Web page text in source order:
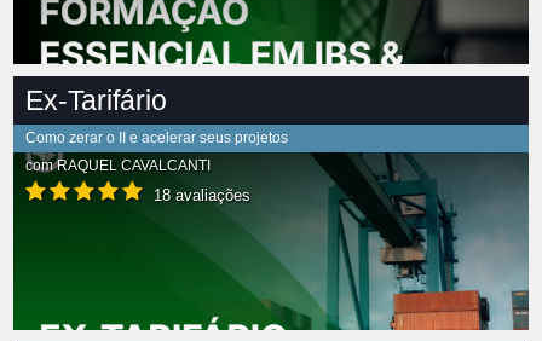
Ex-Tarifário
Como zerar o II e acelerar seus projetos
comRAQUEL CAVALCANTI
18 avaliações